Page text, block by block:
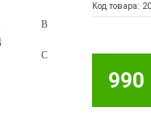
Код товара:
990